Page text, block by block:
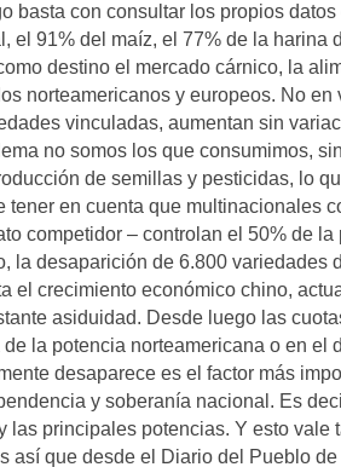
basta con consultar los propios
el 91% del maíz, el 77% de la
destino el mercado cárnico, la
norteamericanos y europeos. No
vinculadas, aumentan sin
no somos los que consumimos,
de semillas y pesticidas, lo
tener en cuenta que multinacionales
competidor – controlan el 50% de
la desaparición de 6.800 variedades
el crecimiento económico chino,
asiduidad. Desde luego las
de la potencia norteamericana o en
desaparece es el factor más
y soberanía nacional. Es
las principales potencias. Y esto
así que desde el Diario del Pueblo